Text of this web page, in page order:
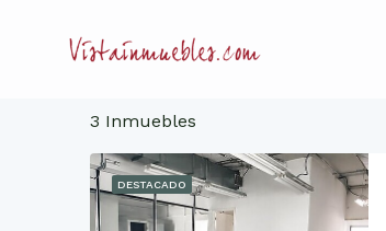
3 Inmuebles
DESTACADO